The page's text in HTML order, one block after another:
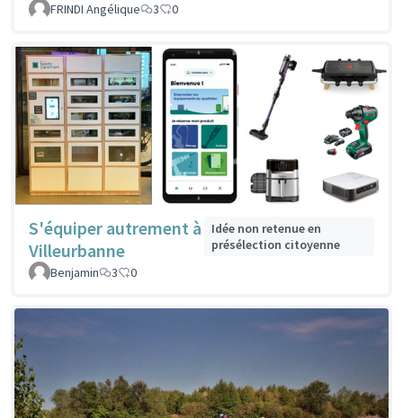
FRINDI Angélique
3 0
S'équiper autrement à
Villeurbanne
Idée non retenue en
présélection citoyenne
Benjamin
3 0